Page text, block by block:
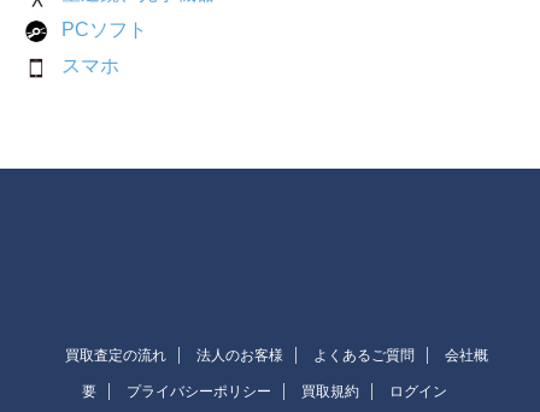
PCソフト
スマホ
買取査定の流れ 法人のお客様 よくあるご質問 会社概
要 プライバシーポリシー 買取規約 ログイン